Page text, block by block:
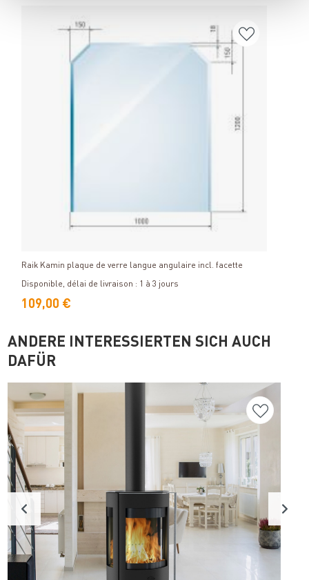
Raik Kamin plaque de verre langue angulaire incl. facette
Disponible, délai de livraison : 1 à 3 jours
109,00 €
ANDERE INTERESSIERTEN SICH AUCH
DAFÜR